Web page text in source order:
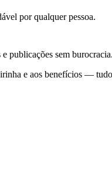
por qualquer pessoa.
publicações sem burocracia.
e aos benefícios —